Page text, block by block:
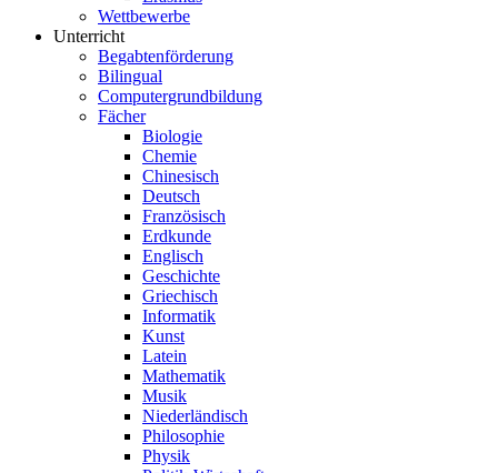
Wettbewerbe
Unterricht
Begabtenförderung
Bilingual
Computergrundbildung
Fächer
Biologie
Chemie
Chinesisch
Deutsch
Französisch
Erdkunde
Englisch
Geschichte
Griechisch
Informatik
Kunst
Latein
Mathematik
Musik
Niederländisch
Philosophie
Physik